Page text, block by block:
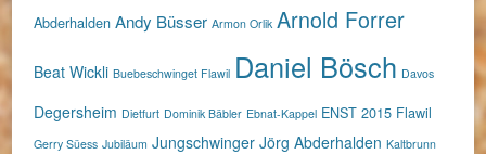
Abderhalden Andy Büsser Armon Orlik Arnold Forrer
Beat Wickli Buebeschwinget Flawil Daniel Bösch Davos
Degersheim Dietfurt Dominik Bäbler Ebnat-Kappel ENST 2015 Flawil
Gerry Süess Jubiläum Jungschwinger Jörg Abderhalden Kaltbrunn